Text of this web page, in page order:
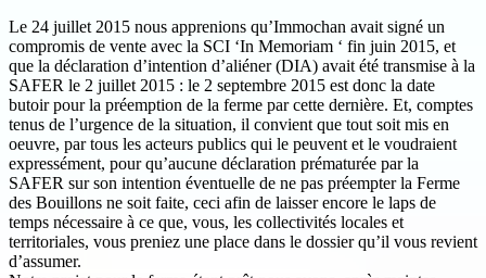
Le 24 juillet 2015 nous apprenions qu’Immochan avait signé un
compromis de vente avec la SCI ‘In Memoriam ‘ fin juin 2015, et
que la déclaration d’intention d’aliéner (DIA) avait été transmise à la
SAFER le 2 juillet 2015 : le 2 septembre 2015 est donc la date
butoir pour la préemption de la ferme par cette dernière. Et, comptes
tenus de l’urgence de la situation, il convient que tout soit mis en
oeuvre, par tous les acteurs publics qui le peuvent et le voudraient
expressément, pour qu’aucune déclaration prématurée par la
SAFER sur son intention éventuelle de ne pas préempter la Ferme
des Bouillons ne soit faite, ceci afin de laisser encore le laps de
temps nécessaire à ce que, vous, les collectivités locales et
territoriales, vous preniez une place dans le dossier qu’il vous revient
d’assumer.